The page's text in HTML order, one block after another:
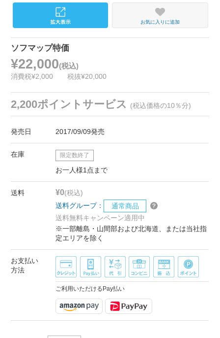
お気に入りに追加
ソフマップ特価
¥22,000(税込)
消費税¥2,000 税抜¥20,000
2,200ポイントサービス (税込価格の10％分)
発売日 2017/09/09発売
在庫 限定数終了
お一人様1点まで
送料 ¥0(税込)
送料グループ：
通常商品
送料無料キャンペーン適用中
※一部離島・山間部および北海道、または当社指
定エリアを除く
お支払い
方法
ご利用いただけるPay払い